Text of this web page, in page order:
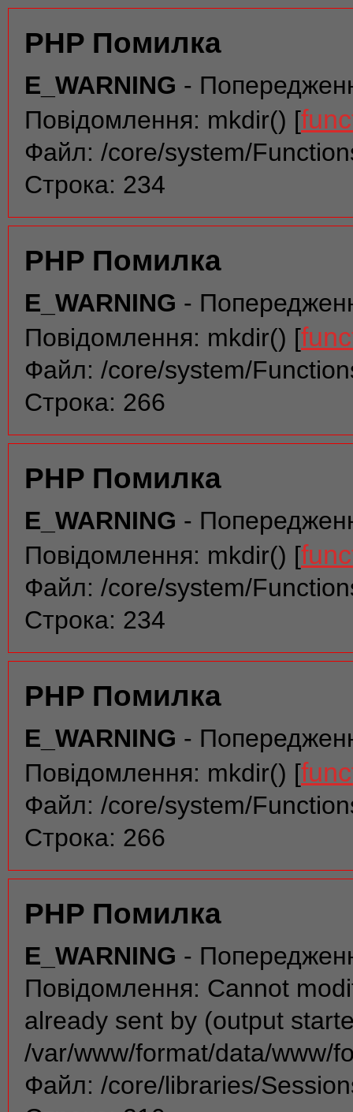
PHP Помилка
E_WARNING -
Повідомлення: mkdir() [
Файл: /core/system/
Строка: 234
PHP Помилка
E_WARNING -
Повідомлення: mkdir() [
Файл: /core/system/
Строка: 266
PHP Помилка
E_WARNING -
Повідомлення: mkdir() [
Файл: /core/system/
Строка: 234
PHP Помилка
E_WARNING -
Повідомлення: mkdir() [
Файл: /core/system/
Строка: 266
PHP Помилка
E_WARNING -
Повідомлення: Cannot
already sent by (output
/var/www/format/data/www/
Файл: /core/libraries/